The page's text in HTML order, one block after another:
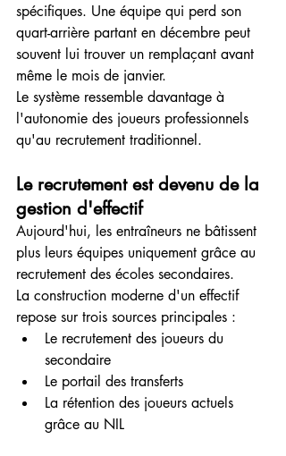
spécifiques. Une équipe qui perd son
quart-arrière partant en décembre peut
souvent lui trouver un remplaçant avant
même le mois de janvier.
Le système ressemble davantage à
l'autonomie des joueurs professionnels
qu'au recrutement traditionnel.
Le recrutement est devenu de la
gestion d'effectif
Aujourd'hui, les entraîneurs ne bâtissent
plus leurs équipes uniquement grâce au
recrutement des écoles secondaires.
La construction moderne d'un effectif
repose sur trois sources principales :
Le recrutement des joueurs du
secondaire
Le portail des transferts
La rétention des joueurs actuels
grâce au NIL